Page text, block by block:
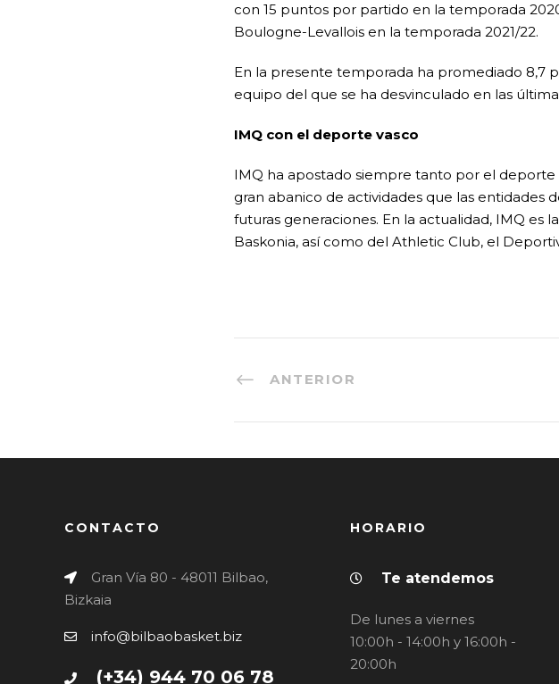
con 15 puntos por partido en la temporada
Boulogne-Levallois en la temporada 2021/22.
En la presente temporada ha promediado 8,7
equipo del que se ha desvinculado en las
IMQ con el deporte vasco
IMQ ha apostado siempre tanto por el
gran abanico de actividades que las entidades
futuras generaciones. En la actualidad, IMQ es
Baskonia, así como del Athletic Club, el
ANTERIOR
CONTACTO
Gran Vía 80 - 48011 Bilbao,
Bizkaia
info@bilbaobasket.biz
(+34) 944 70 06 78
HORARIO
Te atendemos
De lunes a viernes
10:00h - 14:00h y 16:00h -
20:00h